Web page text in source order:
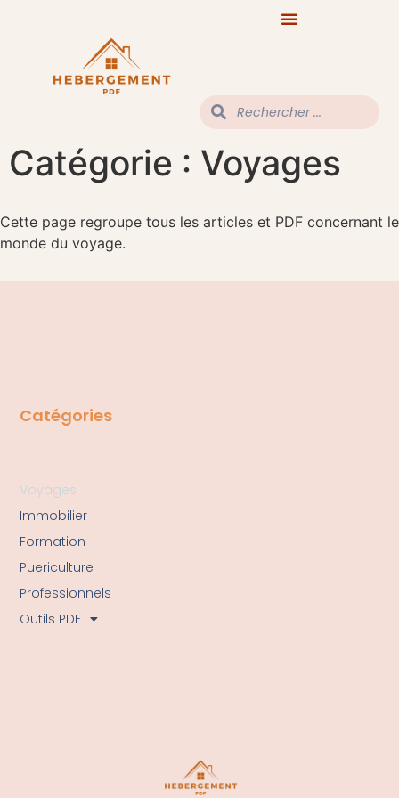
Catégorie : Voyages
Cette page regroupe tous les articles et PDF concernant le
monde du voyage.
Catégories
Voyages
Immobilier
Formation
Puericulture
Professionnels
Outils PDF